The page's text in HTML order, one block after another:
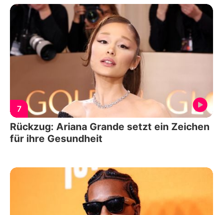
7
Rückzug: Ariana Grande setzt ein Zeichen
für ihre Gesundheit